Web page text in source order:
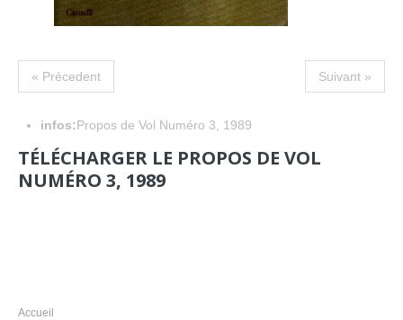
« Précedent Suivant »
infos:Propos de Vol Numéro 3, 1989
TÉLÉCHARGER LE PROPOS DE VOL
NUMÉRO 3, 1989
Accueil